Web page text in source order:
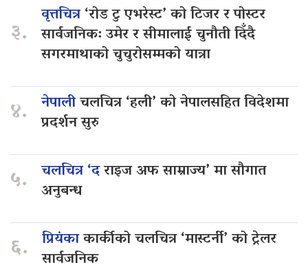
३.
वृत्तचित्र‘रोड टु एभरेस्ट’ को टिजर र पोस्टर
सार्वजनिक: उमेर र सीमालाई चुनौती दिँदै
सगरमाथाको चुचुरोसम्मको यात्रा
४. नेपालीचलचित्र ‘हली’ को नेपालसहित विदेशमा
प्रदर्शन सुरु
५. चलचित्र ‘दराइज अफ साम्राज्य’ मा सौगात
अनुबन्ध
६. प्रियंकाकार्कीको चलचित्र ‘मास्टर्नी’ को ट्रेलर
सार्वजनिक